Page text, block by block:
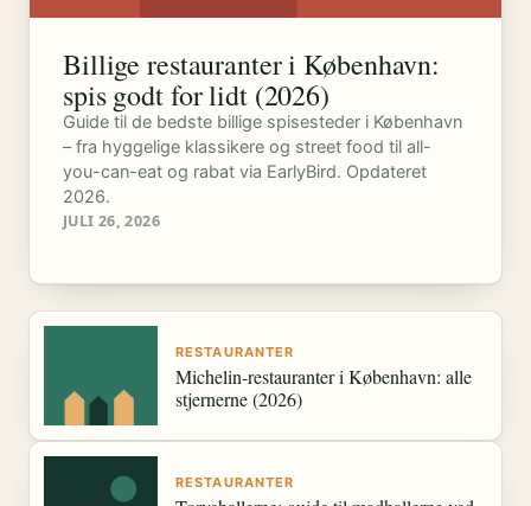
Billige restauranter i København:
spis godt for lidt (2026)
Guide til de bedste billige spisesteder i København
– fra hyggelige klassikere og street food til all-
you-can-eat og rabat via EarlyBird. Opdateret
2026.
JULI 26, 2026
RESTAURANTER
Michelin-restauranter i København: alle
stjernerne (2026)
RESTAURANTER